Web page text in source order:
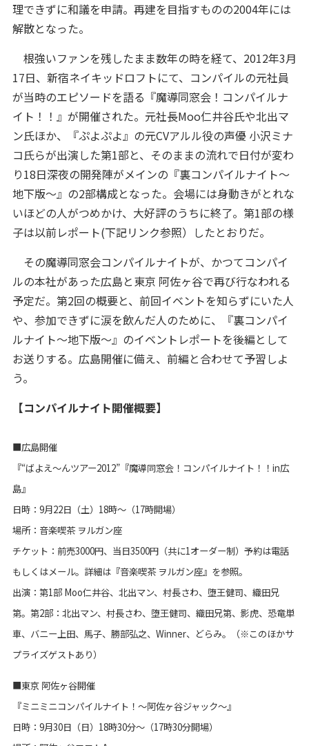
理できずに和議を申請。再建を目指すものの2004年には
解散となった。
根強いファンを残したまま数年の時を経て、2012年3月
17日、新宿ネイキッドロフトにて、コンパイルの元社員
が当時のエピソードを語る『魔導同窓会！コンパイルナ
イト！！』が開催された。元社長Moo仁井谷氏や北出マ
ン氏ほか、『ぷよぷよ』の元CVアルル役の声優 小沢ミナ
コ氏らが出演した第1部と、そのままの流れで日付が変わ
り18日深夜の開発陣がメインの『裏コンパイルナイト～
地下版～』の2部構成となった。会場には身動きがとれな
いほどの人がつめかけ、大好評のうちに終了。第1部の様
子は以前レポート(下記リンク参照）したとおりだ。
その魔導同窓会コンパイルナイトが、かつてコンパイ
ルの本社があった広島と東京 阿佐ヶ谷で再び行なわれる
予定だ。第2回の概要と、前回イベントを知らずにいた人
や、参加できずに涙を飲んだ人のために、『裏コンパイ
ルナイト～地下版～』のイベントレポートを後編として
お送りする。広島開催に備え、前編と合わせて予習しよ
う。
【コンパイルナイト開催概要】
■広島開催
『“ばよえ～んツアー2012”『魔導同窓会！コンパイルナイト！！in広
島』
日時：9月22日（土）18時～（17時開場）
場所：音楽喫茶 ヲルガン座
チケット：前売3000円、当日3500円（共に1オーダー制）予約は電話
もしくはメール。詳細は『音楽喫茶 ヲルガン座』を参照。
出演：第1部 Moo仁井谷、北出マン、村長さわ、堕王健司、織田兄
第。第2部：北出マン、村長さわ、堕王健司、織田兄第、影虎、恐竜単
車、バニー上田、馬子、勝部弘之、Winner、どらみ。（※このほかサ
プライズゲストあり）
■東京 阿佐ヶ谷開催
『ミニミニコンパイルナイト！～阿佐ヶ谷ジャック～』
日時：9月30日（日）18時30分～（17時30分開場）